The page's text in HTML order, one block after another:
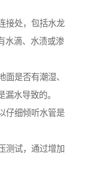
接处，包括水龙
水滴、水渍或渗
是否有潮湿、
水导致的。
仔细倾听水管是
测试，通过增加